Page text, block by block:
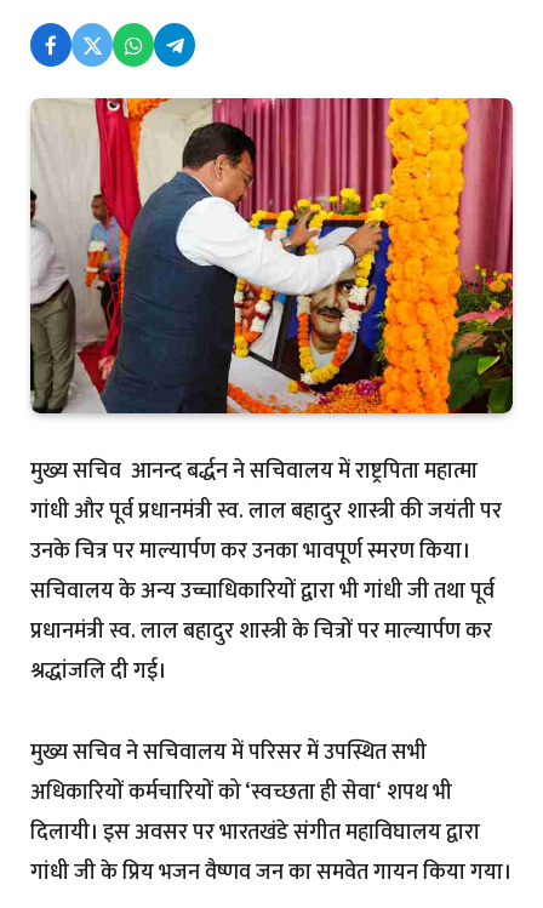
मुख्य सचिव आनन्द बर्द्धन ने सचिवालय में राष्ट्रपिता महात्मा
गांधी और पूर्व प्रधानमंत्री स्व. लाल बहादुर शास्त्री की जयंती पर
उनके चित्र पर माल्यार्पण कर उनका भावपूर्ण स्मरण किया।
सचिवालय के अन्य उच्चाधिकारियों द्वारा भी गांधी जी तथा पूर्व
प्रधानमंत्री स्व. लाल बहादुर शास्त्री के चित्रों पर माल्यार्पण कर
श्रद्धांजलि दी गई।
मुख्य सचिव ने सचिवालय में परिसर में उपस्थित सभी
अधिकारियों कर्मचारियों को ‘स्वच्छता ही सेवा‘ शपथ भी
दिलायी। इस अवसर पर भारतखंडे संगीत महाविघालय द्वारा
गांधी जी के प्रिय भजन वैष्णव जन का समवेत गायन किया गया।